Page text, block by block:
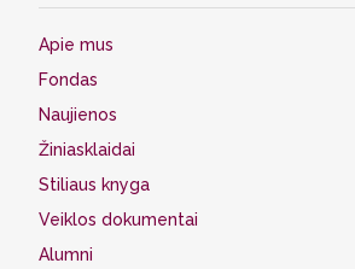
Apie mus
Fondas
Naujienos
Žiniasklaidai
Stiliaus knyga
Veiklos dokumentai
Alumni